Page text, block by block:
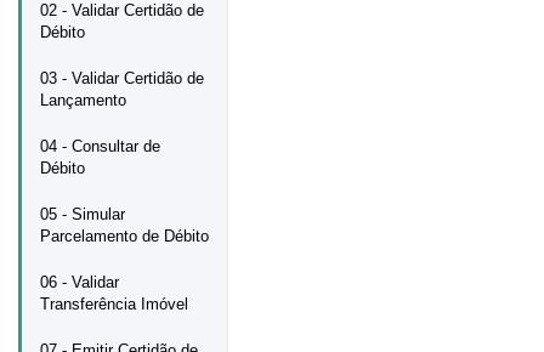
02 - Validar Certidão de
Débito
03 - Validar Certidão de
Lançamento
04 - Consultar de
Débito
05 - Simular
Parcelamento de Débito
06 - Validar
Transferência Imóvel